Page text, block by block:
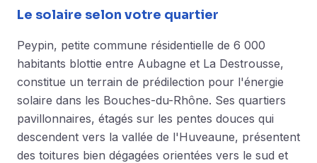
Le solaire selon votre quartier
Peypin, petite commune résidentielle de 6 000
habitants blottie entre Aubagne et La Destrousse,
constitue un terrain de prédilection pour l'énergie
solaire dans les Bouches-du-Rhône. Ses quartiers
pavillonnaires, étagés sur les pentes douces qui
descendent vers la vallée de l'Huveaune, présentent
des toitures bien dégagées orientées vers le sud et